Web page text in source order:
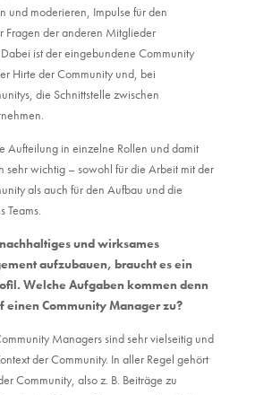
und moderieren, Impulse für den
Fragen der anderen Mitglieder
ist der eingebundene Community
Hirte der Community und, bei
die Schnittstelle zwischen
Aufteilung in einzelne Rollen und damit
sehr wichtig – sowohl für die Arbeit mit der
als auch für den Aufbau und die
Teams.
und wirksames
aufzubauen, braucht es ein
Welche Aufgaben kommen denn
einen Community Manager zu?
Managers sind sehr vielseitig und
der Community. In aller Regel gehört
Community, also z. B. Beiträge zu